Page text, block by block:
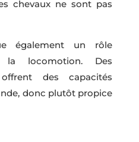
chevaux ne sont pas
également un rôle
la locomotion. Des
des capacités
donc plutôt propice